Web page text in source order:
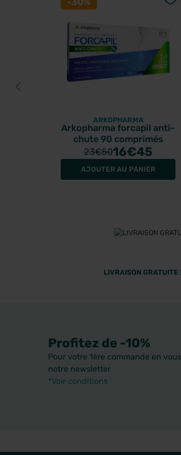
ARKOPHARMA
Arkopharma forcapil anti-
chute 90 comprimés
23€5016€45
AJOUTER AU PANIER
LIVRAISON
Profitez de -10%
Pour votre 1ère commande en
notre newsletter
*Voir conditions